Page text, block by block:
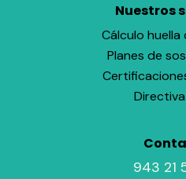
Nuestros
Cálculo
Planes de
Directiva
943 21